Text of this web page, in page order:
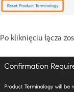
Po kliknięciu łącza